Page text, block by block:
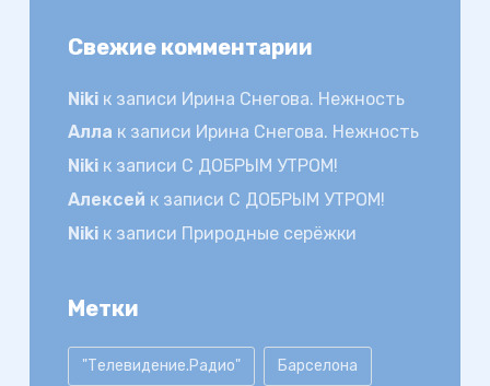
Свежие комментарии
Nikiк записи Ирина Снегова. Нежность
Алла к записи Ирина Снегова. Нежность
Nikiк записи С ДОБРЫМ УТРОМ!
Алексей к записи С ДОБРЫМ УТРОМ!
Nikiк записи Природные серёжки
Метки
"Телевидение.Радио" Барселона